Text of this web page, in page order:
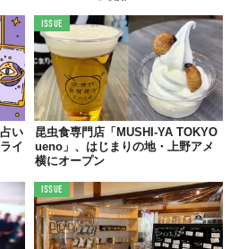
い
イ
ISSUE
昆虫食専門店「MUSHI-YA TOKYO
ueno」、はじまりの地・上野アメ
横にオープン
ISSUE